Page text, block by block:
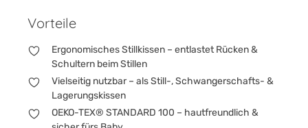
Vorteile
Ergonomisches Stillkissen – entlastet Rücken &
Schultern beim Stillen
Vielseitig nutzbar – als Still-, Schwangerschafts- &
Lagerungskissen
OEKO-TEX® STANDARD 100 – hautfreundlich &